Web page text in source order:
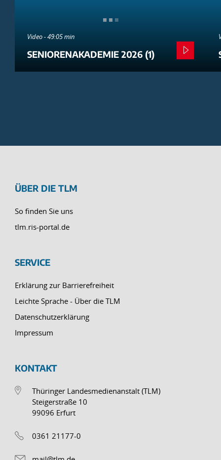
Video - 49:05 min
SENIORENAKADEMIE 2026 (1)
ÜBER DIE TLM
So finden Sie uns
tlm.ris-portal.de
SERVICE
Erklärung zur Barrierefreiheit
Leichte Sprache - Über die TLM
Datenschutzerklärung
Impressum
KONTAKT
Thüringer Landesmedienanstalt (TLM)
Steigerstraße 10
99096 Erfurt
0361 21177-0